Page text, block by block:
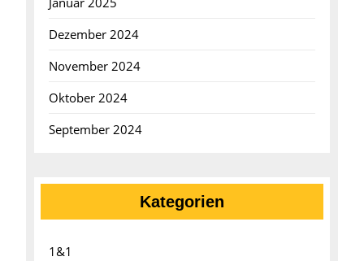
Dezember 2024
November 2024
Oktober 2024
September 2024
Kategorien
1&1